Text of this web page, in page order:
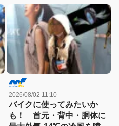
モデル「X-SNC」登場
2026/08/02 11:10
バイクに使ってみたいか
も！ 首元・背中・胴体に